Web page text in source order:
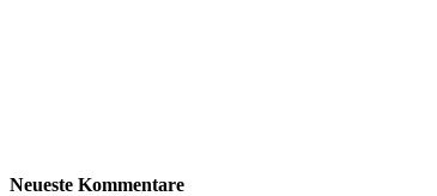
Neueste Kommentare